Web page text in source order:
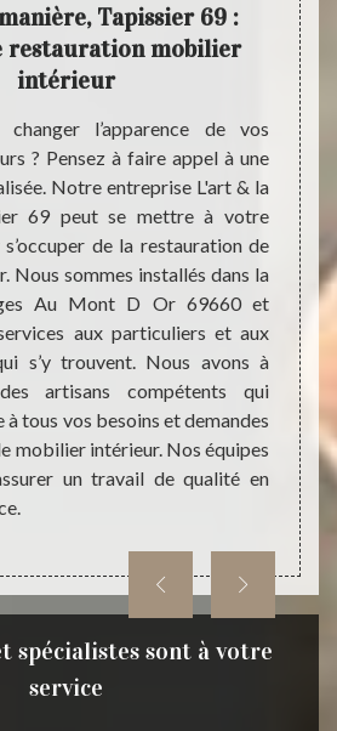
Tapissier 69 :
restauration mobilier
intérieur
changer l’apparence de vos
? Pensez à faire appel à une
Notre entreprise L'art & la
69 peut se mettre à votre
de la restauration de
Nous sommes installés dans la
Au Mont D Or 69660 et
aux particuliers et aux
s’y trouvent. Nous avons à
artisans compétents qui
tous vos besoins et demandes
mobilier intérieur. Nos équipes
un travail de qualité en
la
tant
L'art
et
spécialistes sont à votre
service